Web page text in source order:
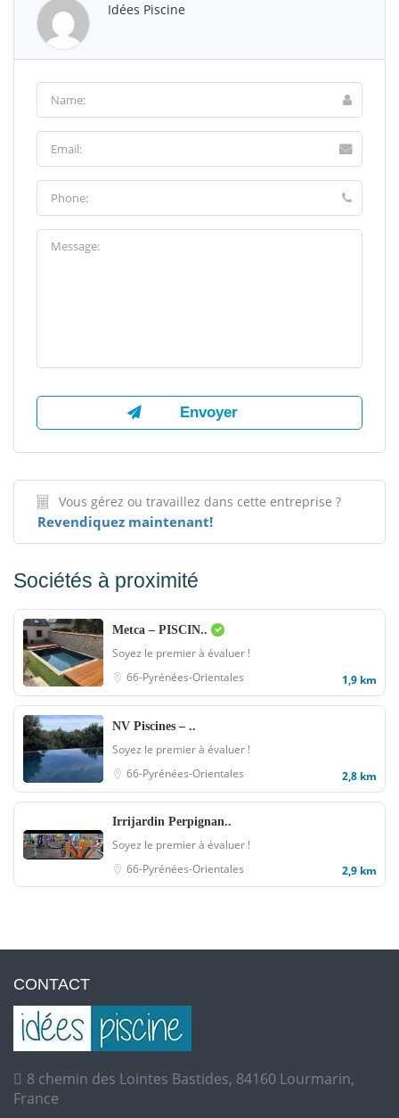
Idées Piscine
Vous gérez ou travaillez dans cette entreprise ?
Revendiquez maintenant!
Sociétés à proximité
Metca – PISCIN..
Soyez le premier à évaluer !
66-Pyrénées-Orientales
1,9 km
NV Piscines – ..
Soyez le premier à évaluer !
66-Pyrénées-Orientales
2,8 km
Irrijardin Perpignan..
Soyez le premier à évaluer !
66-Pyrénées-Orientales
2,9 km
CONTACT
8 chemin des Lointes Bastides, 84160 Lourmarin,
France